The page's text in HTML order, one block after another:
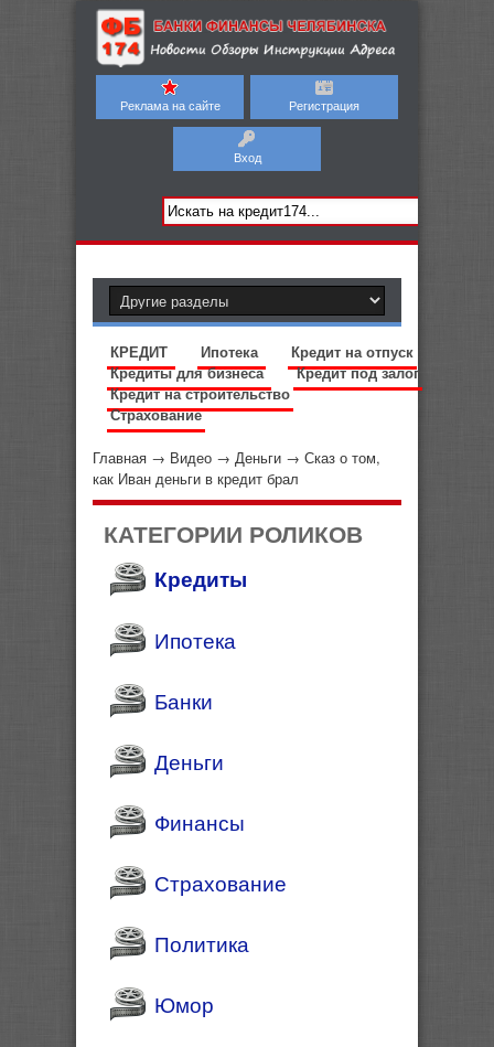
Реклама на сайте Регистрация
Вход
КРЕДИТ Ипотека
Кредит на отпуск
Кредиты для бизнеса
Кредит под залог
Кредит на строительство
Страхование
Главная → Видео → Деньги → Сказ о том,
как Иван деньги в кредит брал
КАТЕГОРИИ РОЛИКОВ
Кредиты
Ипотека
Банки
Деньги
Финансы
Страхование
Политика
Юмор